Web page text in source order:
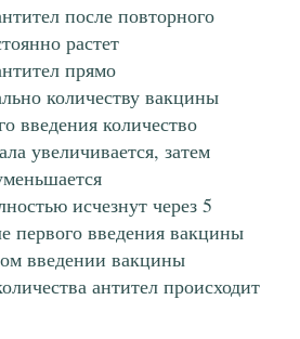
после повторного
растет
прямо
количеству вакцины
введения количество
увеличивается, затем
исчезнут через 5
первого введения вакцины
введении вакцины
антител происходит